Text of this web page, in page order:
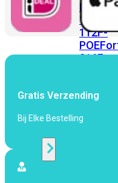
108F
112F-
POE
216F-
POE
Gratis Verzending
Bij Elke Bestelling